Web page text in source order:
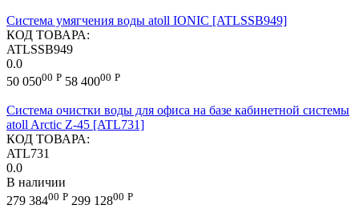
Cистема умягчения воды atoll IONIC [ATLSSB949]
КОД ТОВАРА:
ATLSSB949
0.0
50 05000 Р 58 40000 Р
Система очистки воды для офиса на базе кабинетной системы
atoll Arctic Z-45 [ATL731]
КОД ТОВАРА:
ATL731
0.0
В наличии
279 38400 Р 299 12800 Р